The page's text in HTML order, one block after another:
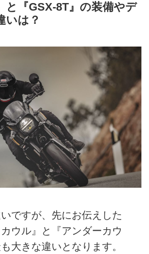
と『GSX-8T』の装備やデ
いは？
ですが、先にお伝えした
カウル』と『アンダーカウ
大きな違いとなります。